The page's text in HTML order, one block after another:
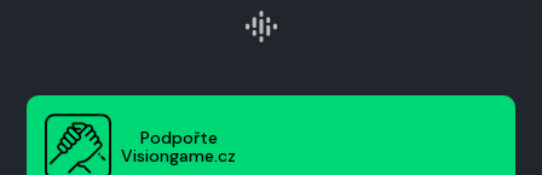
Podpořte
Visiongame.cz